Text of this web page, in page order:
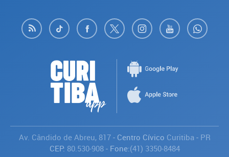
Av. Cândido de Abreu, 817- Centro Cívico Curitiba- PR
CEP: 80.530-908- Fone:(41) 3350-8484